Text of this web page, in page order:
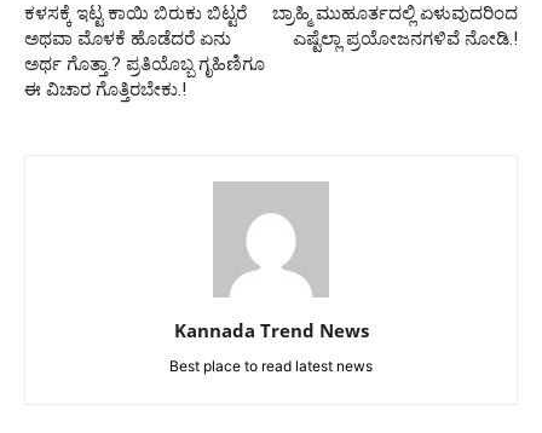
ಕಳಸಕ್ಕೆ ಇಟ್ಟ ಕಾಯಿ ಬಿರುಕು ಬಿಟ್ಟರೆ
ಅಥವಾ ಮೊಳಕೆ ಹೊಡೆದರೆ ಏನು
ಅರ್ಥ ಗೊತ್ತಾ.? ಪ್ರತಿಯೊಬ್ಬ ಗೃಹಿಣಿಗೂ
ಈ ವಿಚಾರ ಗೊತ್ತಿರಬೇಕು.!
ಬ್ರಾಹ್ಮಿ ಮುಹೂರ್ತದಲ್ಲಿ ಏಳುವುದರಿಂದ
ಎಷ್ಟೆಲ್ಲಾ ಪ್ರಯೋಜನಗಳಿವೆ ನೋಡಿ.!
Kannada Trend News
Best place to read latest news